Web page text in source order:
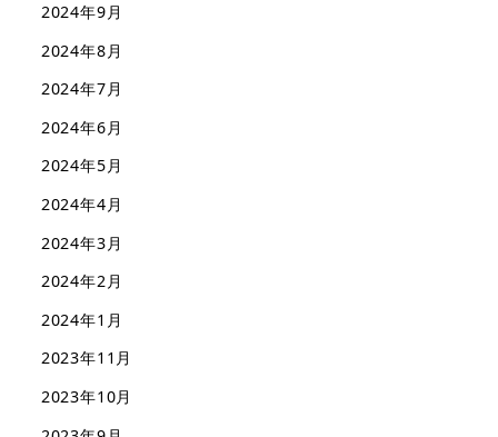
2024年9月
2024年8月
2024年7月
2024年6月
2024年5月
2024年4月
2024年3月
2024年2月
2024年1月
2023年11月
2023年10月